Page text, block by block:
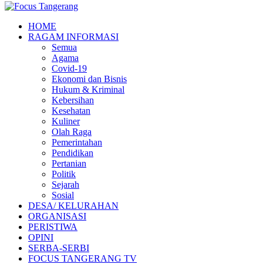
HOME
RAGAM INFORMASI
Semua
Agama
Covid-19
Ekonomi dan Bisnis
Hukum & Kriminal
Kebersihan
Kesehatan
Kuliner
Olah Raga
Pemerintahan
Pendidikan
Pertanian
Politik
Sejarah
Sosial
DESA/ KELURAHAN
ORGANISASI
PERISTIWA
OPINI
SERBA-SERBI
FOCUS TANGERANG TV